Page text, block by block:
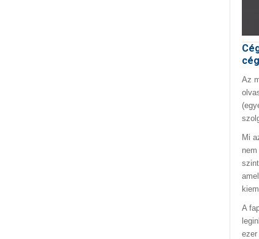
Az
Mi
A
ezer